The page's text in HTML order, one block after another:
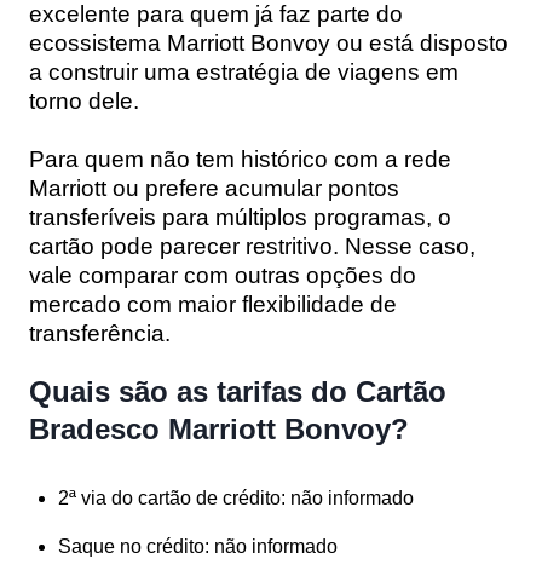
excelente para quem já faz parte do
ecossistema Marriott Bonvoy ou está disposto
a construir uma estratégia de viagens em
torno dele.
Para quem não tem histórico com a rede
Marriott ou prefere acumular pontos
transferíveis para múltiplos programas, o
cartão pode parecer restritivo. Nesse caso,
vale comparar com outras opções do
mercado com maior flexibilidade de
transferência.
Quais são as tarifas do Cartão
Bradesco Marriott Bonvoy?
2ª via do cartão de crédito: não informado
Saque no crédito: não informado